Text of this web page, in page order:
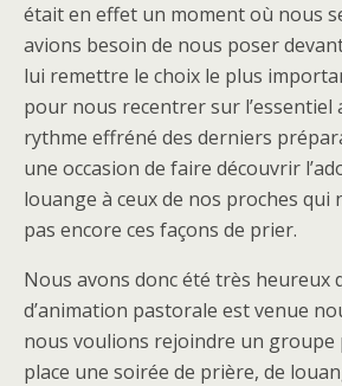
était en effet un moment où nous
avions besoin de nous poser
lui remettre le choix le plus
pour nous recentrer sur l’essentiel
rythme effréné des derniers
une occasion de faire découvrir
louange à ceux de nos proches qui
pas encore ces façons de prier.
Nous avons donc été très heureux
d’animation pastorale est venue
nous voulions rejoindre un
place une soirée de prière, de